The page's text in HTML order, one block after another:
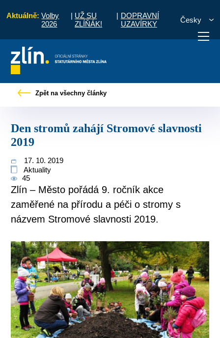
Aktuálně: Volby
2026
| UŽ SU
ZLÍŇÁK!
| DOPRAVNÍ
UZAVÍRKY
Česky
vyřídit Potřebuji zaplatit
Zpět na všechny články
Den stromů zahájí Stromové slavnosti
2019
17. 10. 2019
Aktuality
45
Zlín – Město pořádá 9. ročník akce
zaměřené na přírodu a péči o stromy s
názvem Stromové slavnosti 2019.